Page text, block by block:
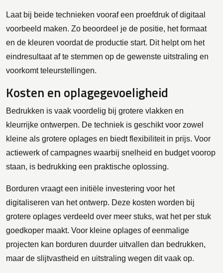
Laat bij beide technieken vooraf een proefdruk of digitaal
voorbeeld maken. Zo beoordeel je de positie, het formaat
en de kleuren voordat de productie start. Dit helpt om het
eindresultaat af te stemmen op de gewenste uitstraling en
voorkomt teleurstellingen.
Kosten en oplagegevoeligheid
Bedrukken is vaak voordelig bij grotere vlakken en
kleurrijke ontwerpen. De techniek is geschikt voor zowel
kleine als grotere oplages en biedt flexibiliteit in prijs. Voor
actiewerk of campagnes waarbij snelheid en budget voorop
staan, is bedrukking een praktische oplossing.
Borduren vraagt een initiële investering voor het
digitaliseren van het ontwerp. Deze kosten worden bij
grotere oplages verdeeld over meer stuks, wat het per stuk
goedkoper maakt. Voor kleine oplages of eenmalige
projecten kan borduren duurder uitvallen dan bedrukken,
maar de slijtvastheid en uitstraling wegen dit vaak op.